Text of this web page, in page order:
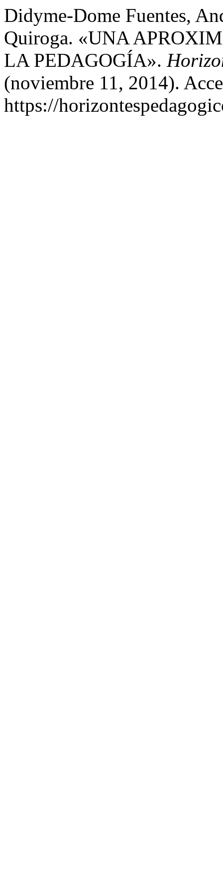
Didyme-Dome Fuentes,
Quiroga. «UNA
LA PEDAGOGÍA».
(noviembre 11, 2014).
https://